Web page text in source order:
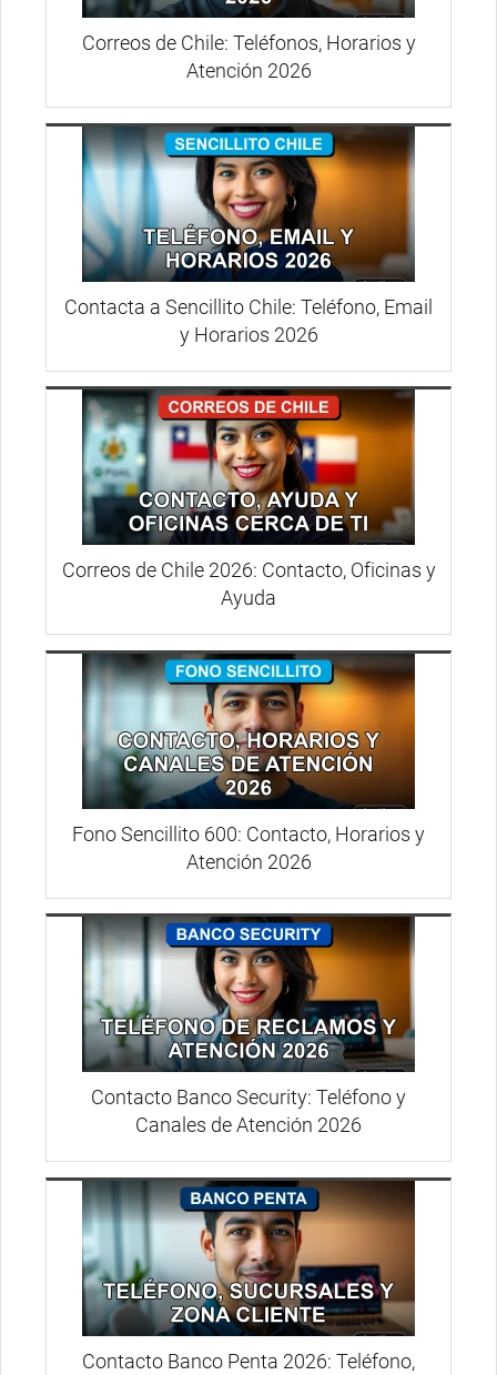
Correos de Chile: Teléfonos, Horarios y
Atención 2026
Contacta a Sencillito Chile: Teléfono, Email
y Horarios 2026
Correos de Chile 2026: Contacto, Oficinas y
Ayuda
Fono Sencillito 600: Contacto, Horarios y
Atención 2026
Contacto Banco Security: Teléfono y
Canales de Atención 2026
Contacto Banco Penta 2026: Teléfono,